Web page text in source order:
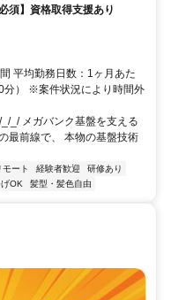
須】資格取得支援あり
平均勤務日数：1ヶ月あた
分） ※案件状況により時間外
_/ メガバンク基盤を支える
最前線で、 本物の基盤技術
モート 経験者歓迎
研修あり
OK 髪型・髪色自由